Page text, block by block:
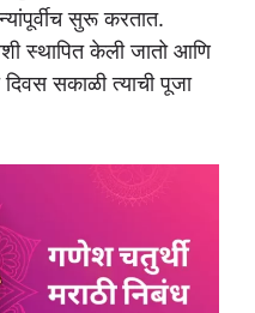
सुरू करतात.
स्थापित केली जातो आणि
सकाळी त्याची पूजा